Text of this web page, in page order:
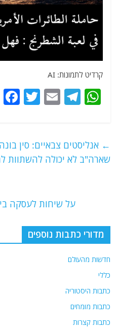
קרדיט לתמונות: AI
W
s
A
T
g
ra
E
l
T
er ← אנליסטים צבאיים: סין
שארה"ב לא יכולה להשתוות
על שיחות לעסקה
מדורי כתבות נוספים
חדשות מהעולם
כללי
כתבות היסטוריה
כתבות מומחים
כתבות קצרות